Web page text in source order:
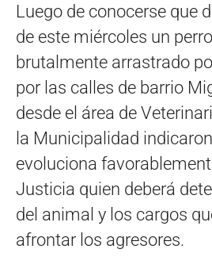
Luego de conocerse que
de este miércoles un
brutalmente arrastrado
por las calles de barrio
desde el área de
la Municipalidad
evoluciona
Justicia quien deberá
del animal y los cargos
afrontar los agresores.